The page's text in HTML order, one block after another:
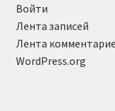
Войти
Лента записей
Лента
WordPress.org